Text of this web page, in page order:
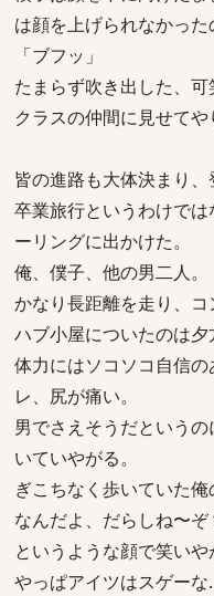
は顔を上げられなかった
「ブフッ」
たまらず吹き出した、可
クラスの仲間に見せてや
皆の進路も大体決まり、
卒業旅行というわけで
ーリングに出かけた。
俺、僕子、他の男二人。
かなり長距離を走り、
ハブ小屋についたのは夕
体力にはソコソコ自信
レ、尻が痛い。
男でさえそうだという
いていやがる。
ぎこちなく歩いていた
なんだよ、だらしね〜ぞ
というような顔で笑いや
やっぱアイツはスゲー